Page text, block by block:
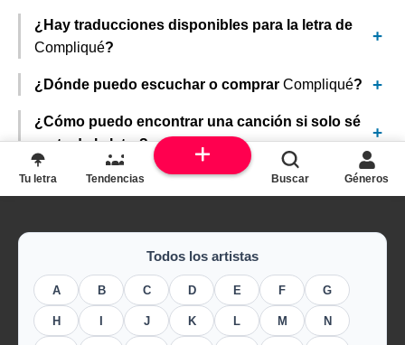
¿Hay traducciones disponibles para la letra de
Compliqué?
¿Dónde puedo escuchar o comprar Compliqué?
¿Cómo puedo encontrar una canción si solo sé
parte de la letra?
Todos los artistas
A B C D E F G
H J K L M N
Tu letra Tendencias Buscar Géneros